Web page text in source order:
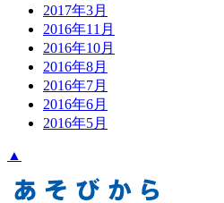
2017年3月
2016年11月
2016年10月
2016年8月
2016年7月
2016年6月
2016年5月
▲